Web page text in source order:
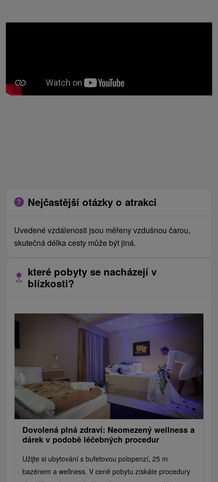
Nejčastější otázky o atrakci
Uvedené vzdálenosti jsou měřeny vzdušnou čarou,
skutečná délka cesty může být jiná.
které pobyty se nacházejí v
blízkosti?
Dovolená plná zdraví: Neomezený wellness a
dárek v podobě léčebných procedur
Užijte si ubytování s bufetovou polopenzí, 25 m
bazénem a wellness. V ceně pobytu získáte procedury